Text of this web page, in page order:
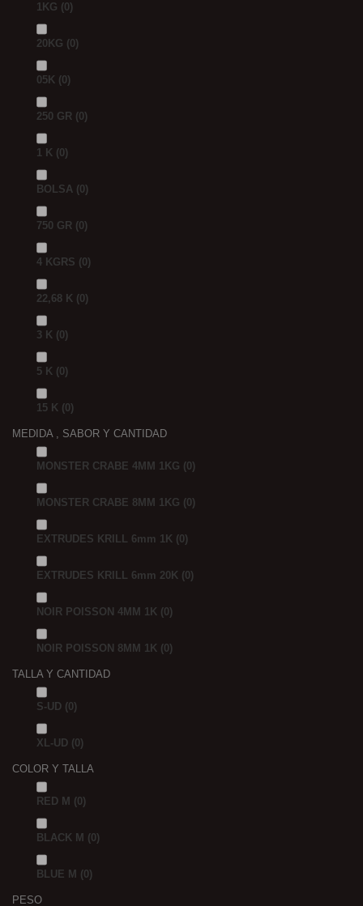
1KG (0)
20KG (0)
05K (0)
250 GR (0)
1 K (0)
BOLSA (0)
750 GR (0)
4 KGRS (0)
22,68 K (0)
3 K (0)
5 K (0)
15 K (0)
MEDIDA , SABOR Y CANTIDAD
MONSTER CRABE 4MM 1KG (0)
MONSTER CRABE 8MM 1KG (0)
EXTRUDES KRILL 6mm 1K (0)
EXTRUDES KRILL 6mm 20K (0)
NOIR POISSON 4MM 1K (0)
NOIR POISSON 8MM 1K (0)
TALLA Y CANTIDAD
S-UD (0)
XL-UD (0)
COLOR Y TALLA
RED M (0)
BLACK M (0)
BLUE M (0)
PESO